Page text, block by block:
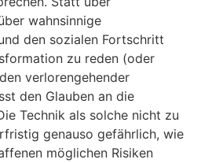
wahnsinnige
den sozialen Fortschritt
zu reden (oder
verlorengehender
den Glauben an die
Technik als solche nicht zu
genauso gefährlich, wie
möglichen Risiken